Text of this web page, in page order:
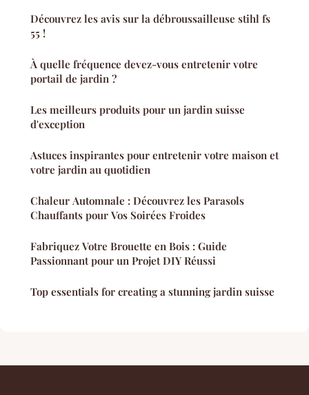
Découvrez les avis sur la débroussailleuse stihl fs
55 !
À quelle fréquence devez-vous entretenir votre
portail de jardin ?
Les meilleurs produits pour un jardin suisse
d'exception
Astuces inspirantes pour entretenir votre maison et
votre jardin au quotidien
Chaleur Automnale : Découvrez les Parasols
Chauffants pour Vos Soirées Froides
Fabriquez Votre Brouette en Bois : Guide
Passionnant pour un Projet DIY Réussi
Top essentials for creating a stunning jardin suisse